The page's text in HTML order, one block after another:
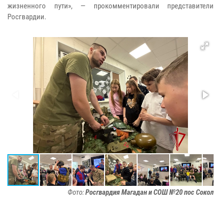
жизненного пути», — прокомментировали представители
Росгвардии.
Фото:Росгвардия Магадан и СОШ №20 пос Сокол